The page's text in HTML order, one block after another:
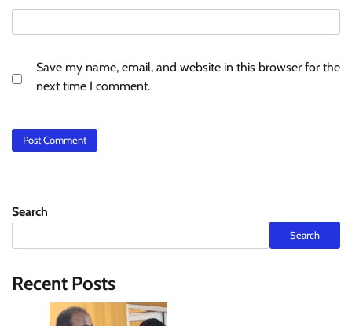
Save my name, email, and website in this browser for the
next time I comment.
Search
Search
Recent Posts